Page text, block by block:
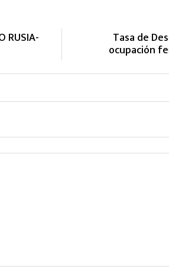
RUSIA- Tasa de
ocupación